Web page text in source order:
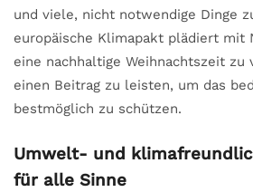
und viele, nicht notwendige Dinge
europäische Klimapakt plädiert mit
eine nachhaltige Weihnachtszeit zu
einen Beitrag zu leisten, um das
bestmöglich zu schützen.
Umwelt- und
für alle Sinne